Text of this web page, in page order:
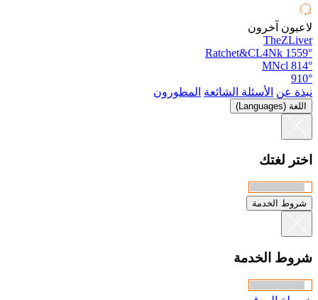
لاعبون آخرون
TheZLiver
1559°
Ratchet&CL4Nk
814°
MNcl
910°
نبذة عن الأسئلة الشائعة المطورون
اللغة (Languages)
اختر لغتك
شروط الخدمة
شروط الخدمة